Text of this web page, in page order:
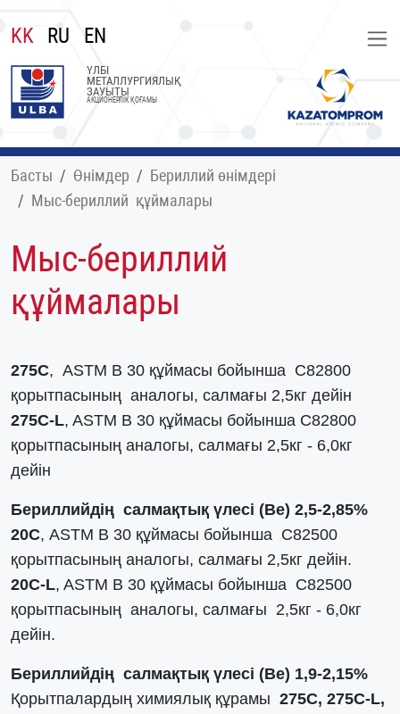
KK RU EN
ҮЛБІ
МЕТАЛЛУРГИЯЛЫҚ
ЗАУЫТЫ
АКЦИОНЕРЛІК ҚОҒАМЫ
Басты Өнімдер
Бериллий өнімдері
Мыс-бериллий құймалары
Мыс-бериллий
құймалары
275С, ASTM В 30 құймасы бойынша C82800
қорытпасының аналогы, салмағы 2,5кг дейін
275С-L, ASTM В 30 құймасы бойынша C82800
қорытпасының аналогы, салмағы 2,5кг - 6,0кг
дейін
Бериллийдің салмақтық үлесі (Be) 2,5-2,85%
20С, ASTM В 30 құймасы бойынша C82500
қорытпасының аналогы, салмағы 2,5кг дейін.
20С-L, ASTM В 30 құймасы бойынша C82500
қорытпасының аналогы, салмағы 2,5кг - 6,0кг
дейін.
Бериллийдің салмақтық үлесі (Be) 1,9-2,15%
Қорытпалардың химиялық құрамы 275С, 275С-L,